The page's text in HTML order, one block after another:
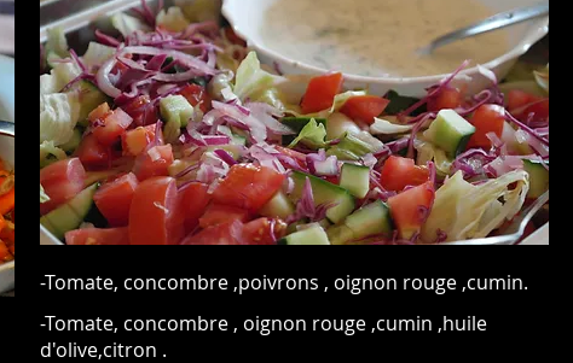
-Tomate, concombre ,poivrons , oignon rouge ,cumin.
-Tomate, concombre , oignon rouge ,cumin ,huile
d'olive,citron .